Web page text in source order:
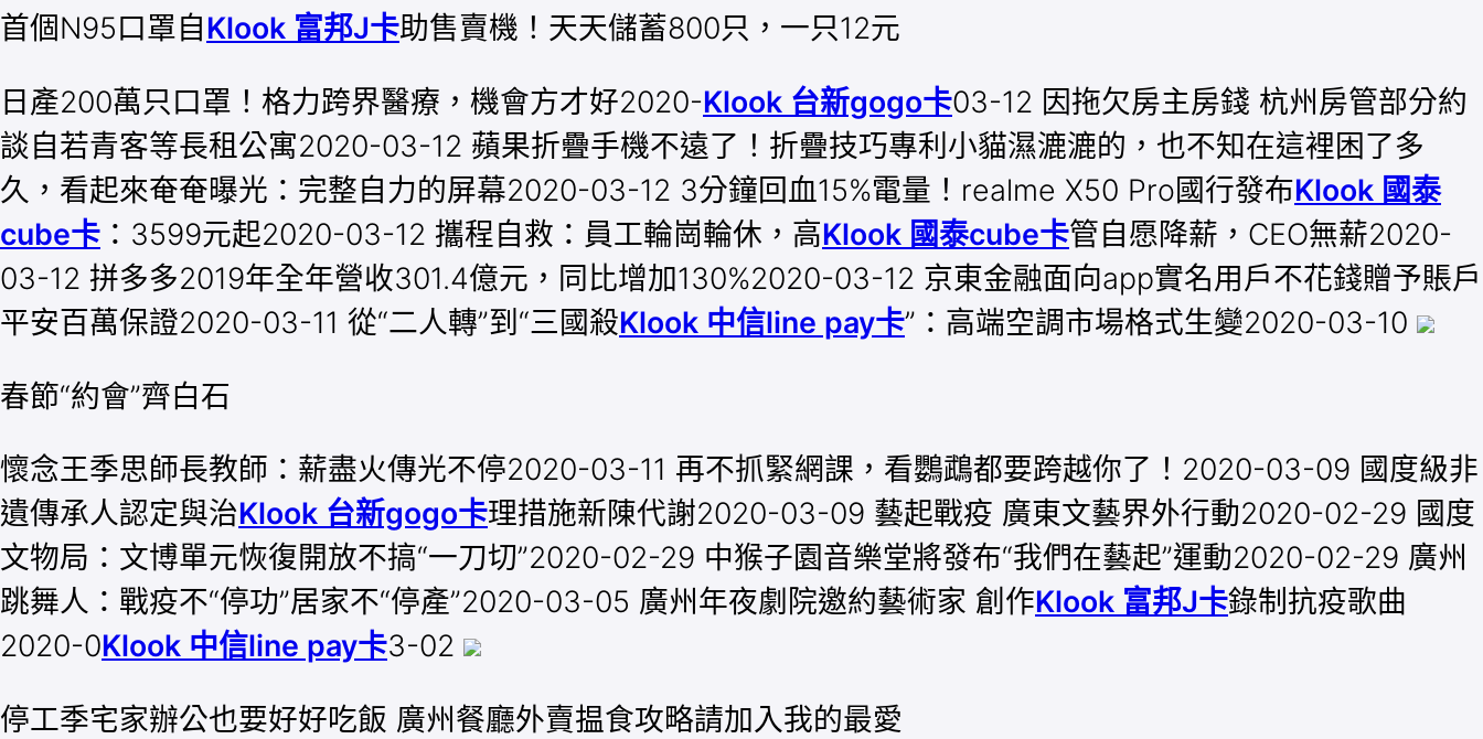
首個N95口罩自Klook 富邦J卡助售賣機！天天儲蓄800只，一只12元
日產200萬只口罩！格力跨界醫療，機會方才好2020-Klook 台新gogo卡03-12 因拖欠房主房錢 杭州房管部分約
談自若青客等長租公寓2020-03-12 蘋果折疊手機不遠了！折疊技巧專利小貓濕漉漉的，也不知在這裡困了多
久，看起來奄奄曝光：完整自力的屏幕2020-03-12 3分鐘回血15%電量！realme X50 Pro國行發布Klook 國泰
cube卡 ：3599元起2020-03-12 攜程自救：員工輪崗輪休，高Klook 國泰cube卡管自愿降薪，CEO無薪2020-
03-12 拼多多2019年全年營收301.4億元，同比增加130%2020-03-12 京東金融面向app實名用戶不花錢贈予賬戶
平安百萬保證2020-03-11 從“二人轉”到“三國殺Klook 中信line pay卡”：高端空調市場格式生變2020-03-10
春節“約會”齊白石
懷念王季思師長教師：薪盡火傳光不停2020-03-11 再不抓緊網課，看鸚鵡都要跨越你了！2020-03-09 國度級非
遺傳承人認定與治Klook 台新gogo卡理措施新陳代謝2020-03-09 藝起戰疫 廣東文藝界外行動2020-02-29 國度
文物局：文博單元恢復開放不搞“一刀切”2020-02-29 中猴子園音樂堂將發布“我們在藝起”運動2020-02-29 廣州
跳舞人：戰疫不“停功”居家不“停產”2020-03-05 廣州年夜劇院邀約藝術家 創作Klook 富邦J卡錄制抗疫歌曲
2020-0Klook 中信line pay卡3-02
停工季宅家辦公也要好好吃飯 廣州餐廳外賣揾食攻略請加入我的最愛